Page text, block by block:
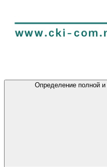
Определение полной